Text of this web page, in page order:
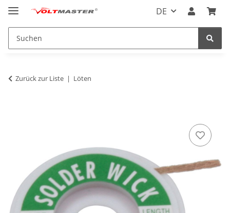
DE
Zurück zur Liste Löten